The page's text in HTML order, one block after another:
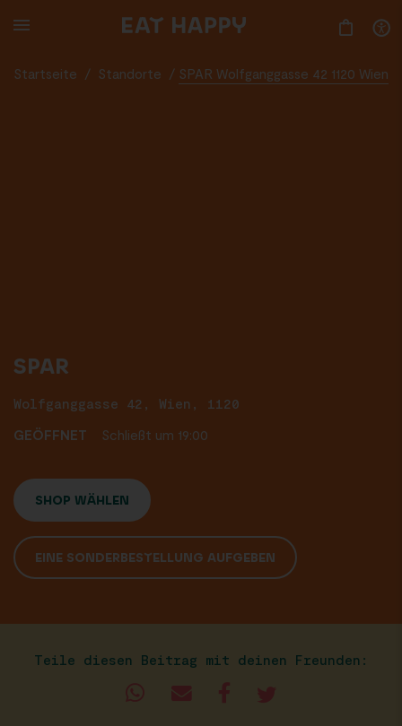
TO
Startseite / Standorte / SPAR Wolfganggasse 42 1120 Wien
SPAR
Wolfganggasse 42, Wien, 1120
GEÖFFNET
Schließt um 19:00
SHOP WÄHLEN
EINE SONDERBESTELLUNG AUFGEBEN
Teile diesen Beitrag mit deinen Freunden: